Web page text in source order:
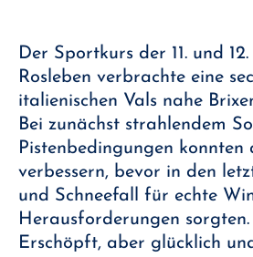
Der Sportkurs der 11. und
Rosleben verbrachte eine
italienischen Vals nahe
Bei zunächst strahlendem
Pistenbedingungen konnten
verbessern, bevor in den
und Schneefall für echte
Herausforderungen sorgten.
Erschöpft, aber glücklich